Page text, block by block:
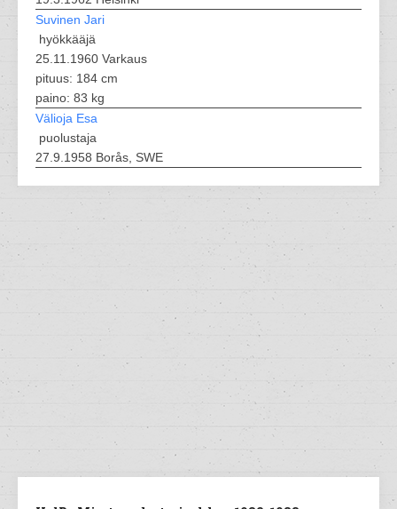
Suvinen Jari
hyökkääjä
25.11.1960 Varkaus
pituus: 184 cm
paino: 83 kg
Välioja Esa
puolustaja
27.9.1958 Borås, SWE